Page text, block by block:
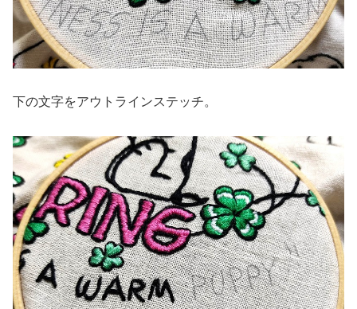
下の文字をアウトラインステッチ。